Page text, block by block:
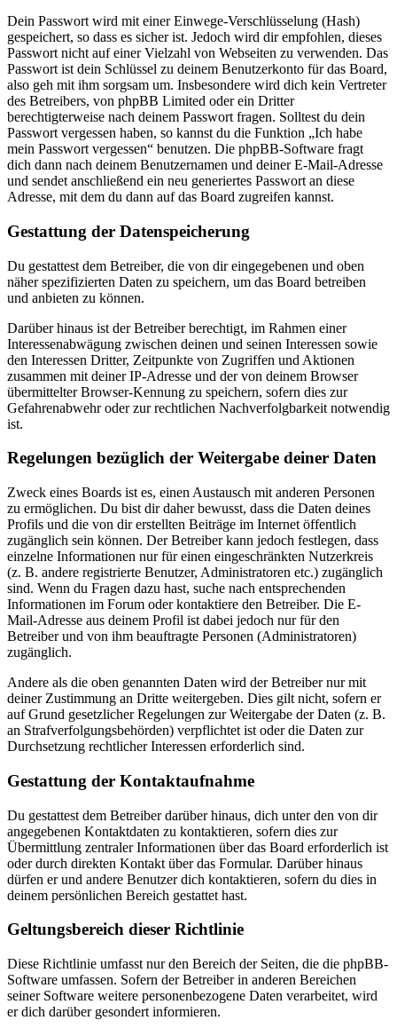
Dein Passwort wird mit einer Einwege-Verschlüsselung (Hash)
gespeichert, so dass es sicher ist. Jedoch wird dir empfohlen, dieses
Passwort nicht auf einer Vielzahl von Webseiten zu verwenden. Das
Passwort ist dein Schlüssel zu deinem Benutzerkonto für das Board,
also geh mit ihm sorgsam um. Insbesondere wird dich kein Vertreter
des Betreibers, von phpBB Limited oder ein Dritter
berechtigterweise nach deinem Passwort fragen. Solltest du dein
Passwort vergessen haben, so kannst du die Funktion „Ich habe
mein Passwort vergessen“ benutzen. Die phpBB-Software fragt
dich dann nach deinem Benutzernamen und deiner E-Mail-Adresse
und sendet anschließend ein neu generiertes Passwort an diese
Adresse, mit dem du dann auf das Board zugreifen kannst.
Gestattung der Datenspeicherung
Du gestattest dem Betreiber, die von dir eingegebenen und oben
näher spezifizierten Daten zu speichern, um das Board betreiben
und anbieten zu können.
Darüber hinaus ist der Betreiber berechtigt, im Rahmen einer
Interessenabwägung zwischen deinen und seinen Interessen sowie
den Interessen Dritter, Zeitpunkte von Zugriffen und Aktionen
zusammen mit deiner IP-Adresse und der von deinem Browser
übermittelter Browser-Kennung zu speichern, sofern dies zur
Gefahrenabwehr oder zur rechtlichen Nachverfolgbarkeit notwendig
ist.
Regelungen bezüglich der Weitergabe deiner Daten
Zweck eines Boards ist es, einen Austausch mit anderen Personen
zu ermöglichen. Du bist dir daher bewusst, dass die Daten deines
Profils und die von dir erstellten Beiträge im Internet öffentlich
zugänglich sein können. Der Betreiber kann jedoch festlegen, dass
einzelne Informationen nur für einen eingeschränkten Nutzerkreis
(z. B. andere registrierte Benutzer, Administratoren etc.) zugänglich
sind. Wenn du Fragen dazu hast, suche nach entsprechenden
Informationen im Forum oder kontaktiere den Betreiber. Die E-
Mail-Adresse aus deinem Profil ist dabei jedoch nur für den
Betreiber und von ihm beauftragte Personen (Administratoren)
zugänglich.
Andere als die oben genannten Daten wird der Betreiber nur mit
deiner Zustimmung an Dritte weitergeben. Dies gilt nicht, sofern er
auf Grund gesetzlicher Regelungen zur Weitergabe der Daten (z. B.
an Strafverfolgungsbehörden) verpflichtet ist oder die Daten zur
Durchsetzung rechtlicher Interessen erforderlich sind.
Gestattung der Kontaktaufnahme
Du gestattest dem Betreiber darüber hinaus, dich unter den von dir
angegebenen Kontaktdaten zu kontaktieren, sofern dies zur
Übermittlung zentraler Informationen über das Board erforderlich ist
oder durch direkten Kontakt über das Formular. Darüber hinaus
dürfen er und andere Benutzer dich kontaktieren, sofern du dies in
deinem persönlichen Bereich gestattet hast.
Geltungsbereich dieser Richtlinie
Diese Richtlinie umfasst nur den Bereich der Seiten, die die phpBB-
Software umfassen. Sofern der Betreiber in anderen Bereichen
seiner Software weitere personenbezogene Daten verarbeitet, wird
er dich darüber gesondert informieren.